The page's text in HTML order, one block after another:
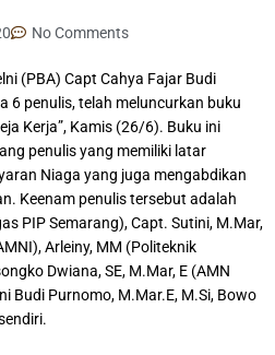
No Comments
(PBA) Capt Cahya Fajar Budi
6 penulis, telah meluncurkan buku
Kerja”, Kamis (26/6). Buku ini
penulis yang memiliki latar
Niaga yang juga mengabdikan
Keenam penulis tersebut adalah
PIP Semarang), Capt. Sutini, M.Mar,
Arleiny, MM (Politeknik
Dwiana, SE, M.Mar, E (AMN
Budi Purnomo, M.Mar.E, M.Si, Bowo